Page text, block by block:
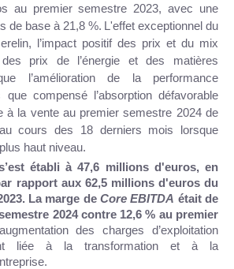
au premier semestre 2023, avec une
de base à 21,8 %.
L'effet exceptionnel du
l’impact positif des prix et du mix
prix de l’énergie et des matières
l’amélioration de la performance
compensé l’absorption défavorable
à la vente au premier semestre 2024 de
cours des 18 derniers mois lorsque
haut niveau.
établi à 47,6 millions d'euros, en
rapport aux 62,5 millions d'euros du
La marge de Core EBITDA était de
2024 contre 12,6 % au premier
des charges d’exploitation
liée à la transformation et à la